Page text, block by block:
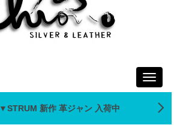
Toggle
▼STRUM 新作 革ジャン 入荷中